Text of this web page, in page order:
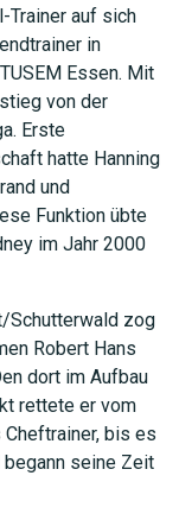
Trainer auf sich
in
Essen. Mit
von der
Erste
hatte Hanning
und
Funktion übte
im Jahr 2000
Schutterwald zog
Robert Hans
dort im Aufbau
rettete er vom
bis es
begann seine Zeit